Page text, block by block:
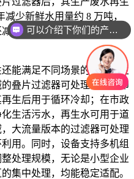
少新鲜水用量约 8 万吨，
少了污水排放压力，实现环
能满足不同场景的污水再生
叠片过滤器可处理化工、印
生后用于循环冷却；在市政
生活污水，再生水可用于道
大流量版本的过滤器可处理
用。同时，设备支持多机组
处理规模，无论是小型企业
集中处理，均能稳定适配。
可以介绍下你们的产品么